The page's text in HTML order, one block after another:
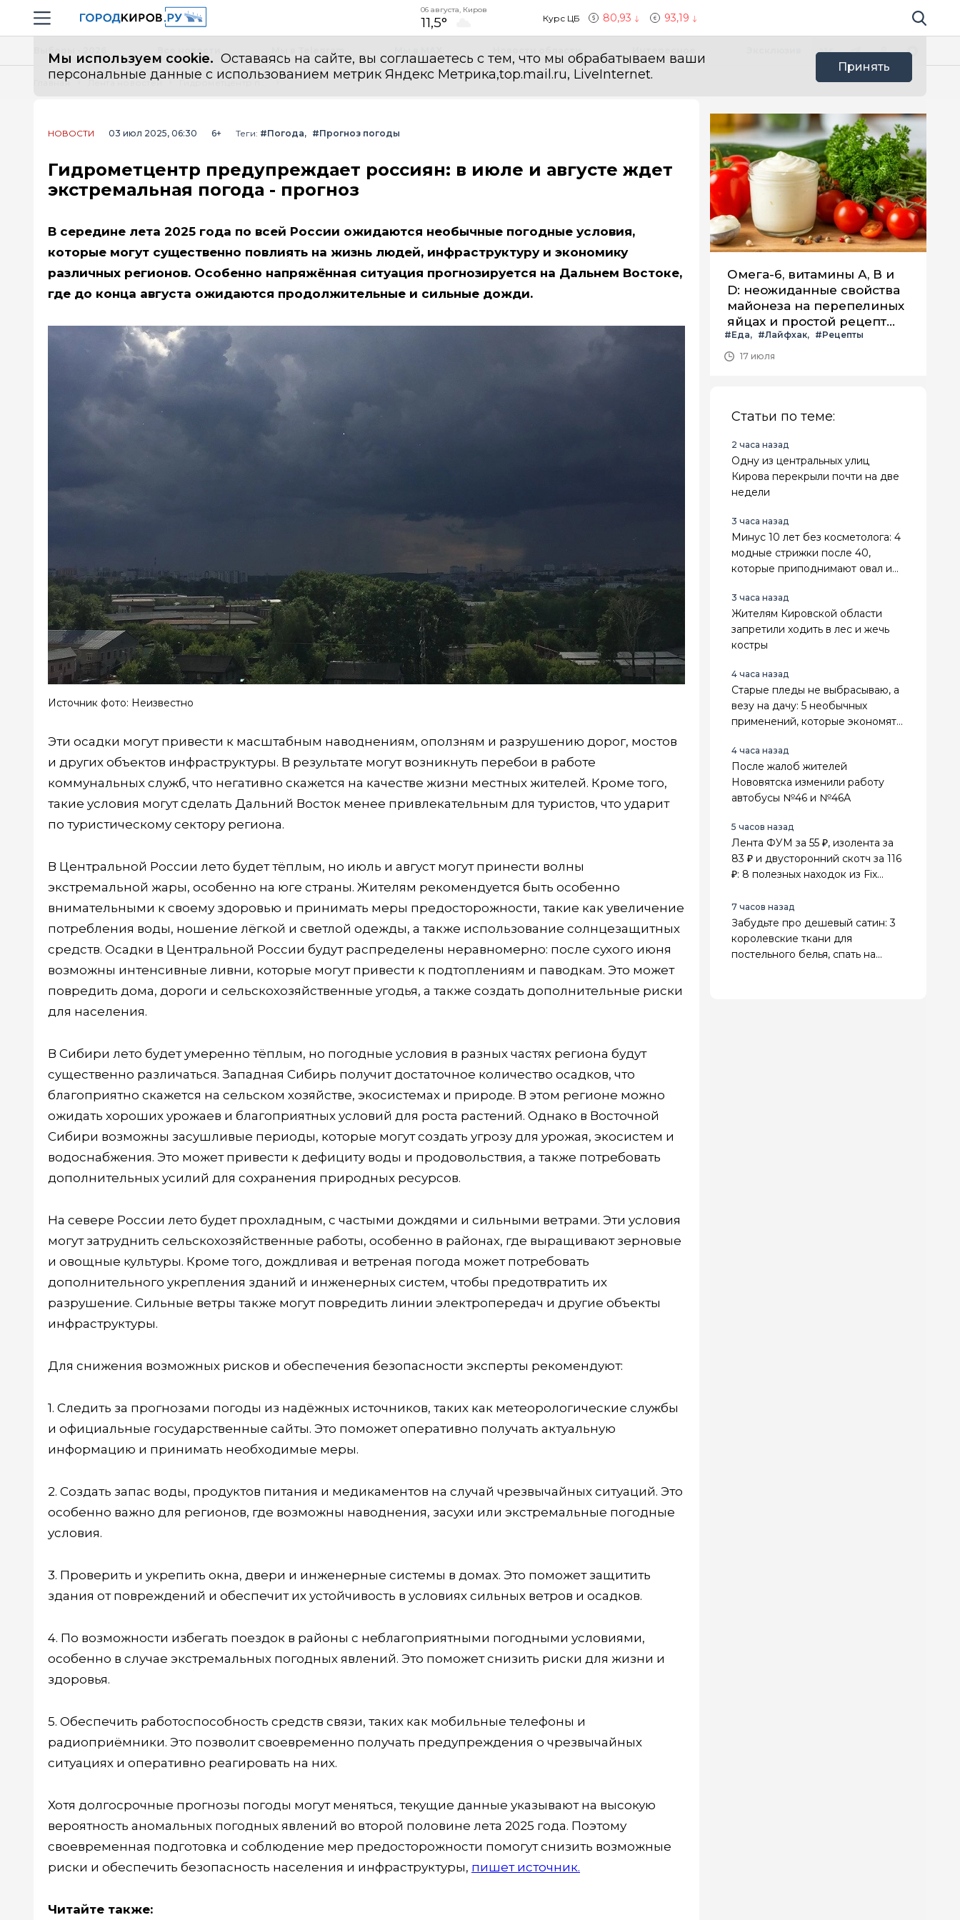
Навигация сайта
06 августа, Киров
11,5° Курс ЦБ 80,93 93,19 Поиск по
Мы используем cookie. Оставаясь на сайте, вы соглашаетесь с тем, что мы обрабатываем ваши
персональные данные с использованием метрик Яндекс Метрика,top.mail.ru, LiveInternet.
Принять
Все новости
Главная Лента новостей
НОВОСТИ 03 июл 2025, 06:30 6+ Теги: #Погода #Прогноз погоды
Гидрометцентр предупреждает россиян: в июле и августе ждет
экстремальная погода - прогноз
В середине лета 2025 года по всей России ожидаются необычные погодные условия,
которые могут существенно повлиять на жизнь людей, инфраструктуру и экономику
различных регионов. Особенно напряжённая ситуация прогнозируется на Дальнем Востоке,
где до конца августа ожидаются продолжительные и сильные дожди.
Источник фото: Неизвестно
Эти осадки могут привести к масштабным наводнениям, оползням и разрушению дорог, мостов
и других объектов инфраструктуры. В результате могут возникнуть перебои в работе
коммунальных служб, что негативно скажется на качестве жизни местных жителей. Кроме того,
такие условия могут сделать Дальний Восток менее привлекательным для туристов, что ударит
по туристическому сектору региона.
В Центральной России лето будет тёплым, но июль и август могут принести волны
экстремальной жары, особенно на юге страны. Жителям рекомендуется быть особенно
внимательными к своему здоровью и принимать меры предосторожности, такие как увеличение
потребления воды, ношение лёгкой и светлой одежды, а также использование солнцезащитных
средств. Осадки в Центральной России будут распределены неравномерно: после сухого июня
возможны интенсивные ливни, которые могут привести к подтоплениям и паводкам. Это может
повредить дома, дороги и сельскохозяйственные угодья, а также создать дополнительные риски
для населения.
В Сибири лето будет умеренно тёплым, но погодные условия в разных частях региона будут
существенно различаться. Западная Сибирь получит достаточное количество осадков, что
благоприятно скажется на сельском хозяйстве, экосистемах и природе. В этом регионе можно
ожидать хороших урожаев и благоприятных условий для роста растений. Однако в Восточной
Сибири возможны засушливые периоды, которые могут создать угрозу для урожая, экосистем и
водоснабжения. Это может привести к дефициту воды и продовольствия, а также потребовать
дополнительных усилий для сохранения природных ресурсов.
На севере России лето будет прохладным, с частыми дождями и сильными ветрами. Эти условия
могут затруднить сельскохозяйственные работы, особенно в районах, где выращивают зерновые
и овощные культуры. Кроме того, дождливая и ветреная погода может потребовать
дополнительного укрепления зданий и инженерных систем, чтобы предотвратить их
разрушение. Сильные ветры также могут повредить линии электропередач и другие объекты
инфраструктуры.
Для снижения возможных рисков и обеспечения безопасности эксперты рекомендуют:
1. Следить за прогнозами погоды из надёжных источников, таких как метеорологические службы
и официальные государственные сайты. Это поможет оперативно получать актуальную
информацию и принимать необходимые меры.
2. Создать запас воды, продуктов питания и медикаментов на случай чрезвычайных ситуаций. Это
особенно важно для регионов, где возможны наводнения, засухи или экстремальные погодные
условия.
3. Проверить и укрепить окна, двери и инженерные системы в домах. Это поможет защитить
здания от повреждений и обеспечит их устойчивость в условиях сильных ветров и осадков.
4. По возможности избегать поездок в районы с неблагоприятными погодными условиями,
особенно в случае экстремальных погодных явлений. Это поможет снизить риски для жизни и
здоровья.
5. Обеспечить работоспособность средств связи, таких как мобильные телефоны и
радиоприёмники. Это позволит своевременно получать предупреждения о чрезвычайных
ситуациях и оперативно реагировать на них.
Хотя долгосрочные прогнозы погоды могут меняться, текущие данные указывают на высокую
вероятность аномальных погодных явлений во второй половине лета 2025 года. Поэтому
своевременная подготовка и соблюдение мер предосторожности помогут снизить возможные
риски и обеспечить безопасность населения и инфраструктуры, пишет источник.
Читайте также:
Омега-6, витамины А, В и
D: неожиданные свойства
майонеза на перепелиных
яйцах и простой рецепт
летнего салата с ним
#Еда #Лайфхак
#Рецепты
17 июля
Статьи по теме:
2 часа назад
Одну из центральных улиц
Кирова перекрыли почти на две
недели
3 часа назад
Минус 10 лет без косметолога: 4
модные стрижки после 40,
которые приподнимают овал и
3 часа назад
Жителям Кировской области
запретили ходить в лес и жечь
костры
4 часа назад
Старые пледы не выбрасываю, а
везу на дачу: 5 необычных
применений, которые экономят
4 часа назад
После жалоб жителей
Нововятска изменили работу
автобусы №46 и №46А
5 часов назад
Лента ФУМ за 55 ₽, изолента за
83 ₽ и двусторонний скотч за 116
₽: 8 полезных находок из Fix
7 часов назад
Забудьте про дешевый сатин: 3
королевские ткани для
постельного белья, спать на